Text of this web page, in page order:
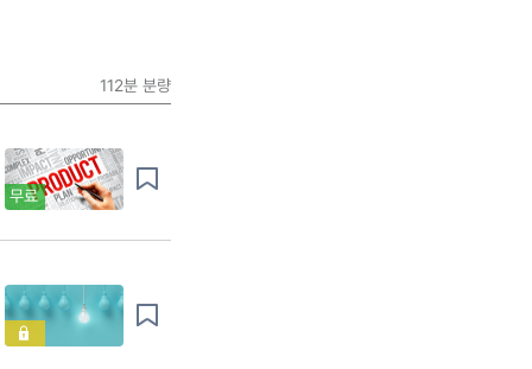
112분 분량
무료